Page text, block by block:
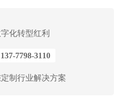
化转型红利
137-7798-3110
制行业解决方案